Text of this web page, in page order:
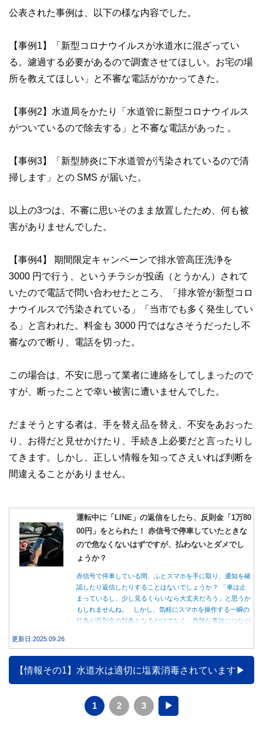
公表された事例は、以下の様な内容でした。
【事例1】「新型コロナウイルスが水道水に混ざってい
る。濾過する必要があるので調査させてほしい。お宅の場
所を教えてほしい」と不審な電話がかかってきた。
【事例2】水道局をかたり「水道管に新型コロナウイルス
がついているので除去する」と不審な電話があった 。
【事例3】「新型肺炎に下水道管が汚染されているので清
掃します」との SMS が届いた。
以上の3つは、不審に思いそのまま放置したため、何も被
害がありませんでした。
【事例4】 期間限定キャンペーンで排水管高圧洗浄を
3000 円で行う、というチラシが投函（とうかん）されて
いたので電話で問い合わせたところ、「排水管が新型コロ
ナウイルスで汚染されている」「当市でも多く発生してい
る」と言われた。料金も 3000 円ではなさそうだったし不
審なので断り、電話を切った。
この場合は、不安に思って業者に連絡をしてしまったので
すが、断ったことで幸い被害に遭いませんでした。
だまそうとする者は、手を替え品を替え、不安をあおった
り、お得だと見せかけたり、手続き上必要だと言ったりし
てきます。しかし、正しい情報を知ってさえいれば判断を
間違えることがありません。
運転中に「LINE」の返信をしたら、反則金「1万80
00円」をとられた！ 赤信号で停車していたときな
ので危なくないはずですが、払わないとダメでし
ょうか？
赤信号で停車している間、ふとスマホを手に取り、通知を確
認したり返信したりすることはないでしょうか？ 「車は止
まっているし、少し見るくらいなら大丈夫だろう」と思うか
もしれませんね。 しかし、気軽にスマホを操作する一瞬の
行為が反則金の対象となるだけでなく、危険な事故につなが
更新日:2025.09.26
【情報その1】水道水は適切に塩素消毒されています
1 2 3 ▶